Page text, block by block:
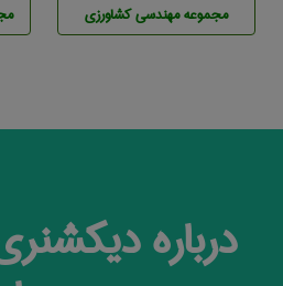
مجموعه مهندسی كشاورزی
درباره